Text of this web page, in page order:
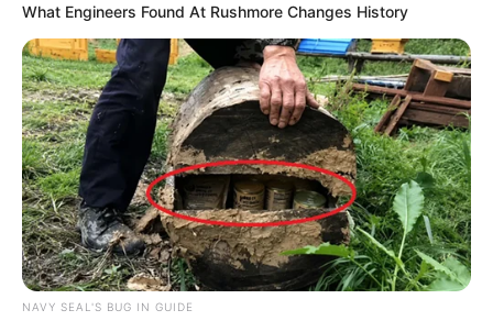
What Engineers Found At Rushmore Changes History
NAVY SEAL'S BUG IN GUIDE